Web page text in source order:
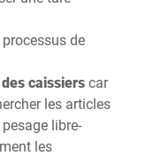
processus de
caissierscar
les articles
libre-
les